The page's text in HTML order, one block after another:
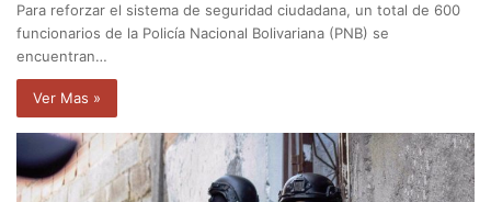
Para reforzar el sistema de seguridad ciudadana, un total de 600
funcionarios de la Policía Nacional Bolivariana (PNB) se
encuentran…
Ver Mas »